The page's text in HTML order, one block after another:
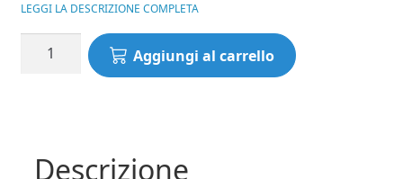
LEGGI LA DESCRIZIONE COMPLETA
Pastura
quantità
Aggiungi al carrello
Descrizione